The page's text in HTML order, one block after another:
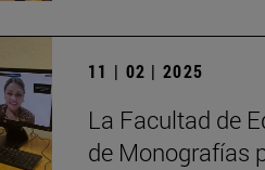
11 | 02 | 2025
La Facultad de
de Monografías